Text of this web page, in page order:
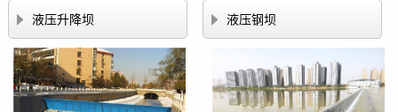
 液压升降坝  液压钢坝